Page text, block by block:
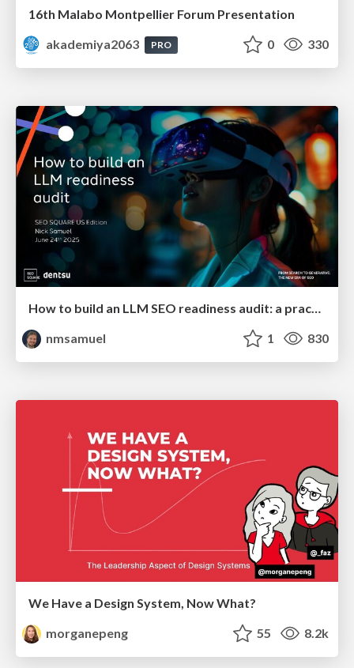
16th Malabo Montpellier Forum Presentation
akademiya2063
PRO 0 330
How to build an LLM SEO readiness audit: a practical framework
nmsamuel
1 830
We Have a Design System, Now What?
morganepeng
55 8.2k